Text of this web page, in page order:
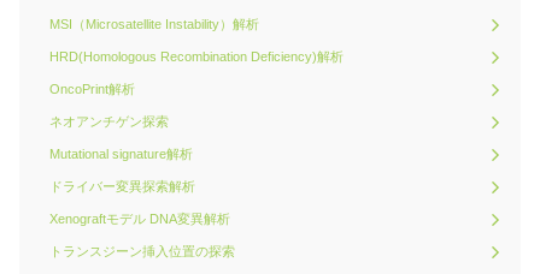
MSI（Microsatellite Instability）解析
HRD(Homologous Recombination Deficiency)解析
OncoPrint解析
ネオアンチゲン探索
Mutational signature解析
ドライバー変異探索解析
Xenograftモデル DNA変異解析
トランスジーン挿入位置の探索